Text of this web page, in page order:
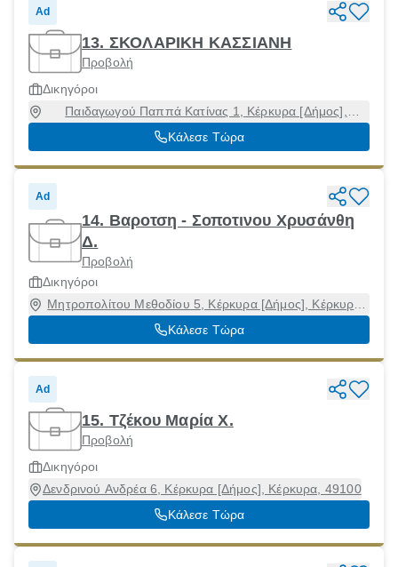
Ad
13. ΣΚΟΛΑΡΙΚΗ ΚΑΣΣΙΑΝΗ
Προβολή
Δικηγόροι
Παιδαγωγού Παππά Κατίνας 1, Κέρκυρα [Δήμος],
Κέρκυρα, 49100
Κάλεσε Τώρα
Ad
14. Βαροτση - Σοποτινου Χρυσάνθη
Δ.
Προβολή
Δικηγόροι
Μητροπολίτου Μεθοδίου 5, Κέρκυρα [Δήμος], Κέρκυρα,
49100
Κάλεσε Τώρα
Ad
15. Τζέκου Μαρία Χ.
Προβολή
Δικηγόροι
Δενδρινού Ανδρέα 6, Κέρκυρα [Δήμος], Κέρκυρα, 49100
Κάλεσε Τώρα